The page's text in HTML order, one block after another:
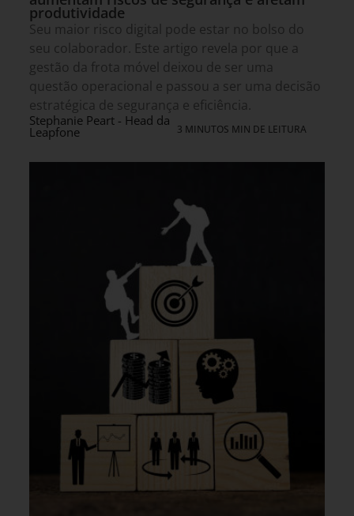
produtividade
Seu maior risco digital pode estar no bolso do
seu colaborador. Este artigo revela por que a
gestão da frota móvel deixou de ser uma
questão operacional e passou a ser uma decisão
estratégica de segurança e eficiência.
Stephanie Peart - Head da
Leapfone 3 MINUTOS MIN DE LEITURA